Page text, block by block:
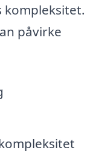
kompleksitet.
påvirke